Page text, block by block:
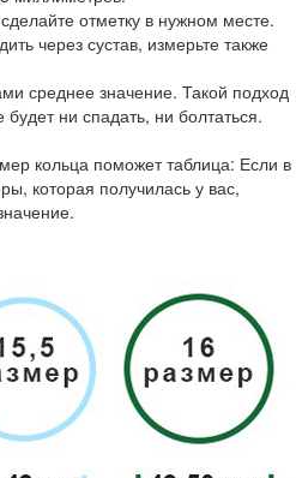
отметку в нужном месте.
через сустав, измерьте также
среднее значение. Такой подход
ни спадать, ни болтаться.
кольца поможет таблица: Если в
которая получилась у вас,